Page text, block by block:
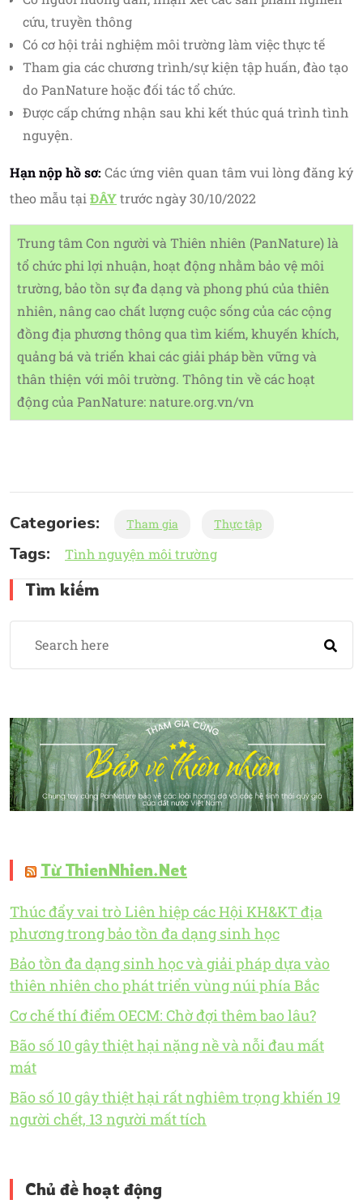
cứu, truyền thông
Có cơ hội trải nghiệm môi trường làm việc thực tế
Tham gia các chương trình/sự kiện tập huấn, đào tạo
do PanNature hoặc đối tác tổ chức.
Được cấp chứng nhận sau khi kết thúc quá trình tình
nguyện.
Hạn nộp hồ sơ: Các ứng viên quan tâm vui lòng đăng ký
theo mẫu tại ĐÂYtrước ngày 30/10/2022
Trung tâm Con người và Thiên nhiên (PanNature) là
tổ chức phi lợi nhuận, hoạt động nhằm bảo vệ môi
trường, bảo tồn sự đa dạng và phong phú của thiên
nhiên, nâng cao chất lượng cuộc sống của các cộng
đồng địa phương thông qua tìm kiếm, khuyến khích,
quảng bá và triển khai các giải pháp bền vững và
thân thiện với môi trường. Thông tin về các hoạt
động của PanNature: nature.org.vn/vn
Categories: Tham gia Thực tập
Tags: Tình nguyện môi trường
Tìm kiếm
Từ ThienNhien.Net
Thúc đẩy vai trò Liên hiệp các Hội KH&KT địa
phương trong bảo tồn đa dạng sinh học
Bảo tồn đa dạng sinh học và giải pháp dựa vào
thiên nhiên cho phát triển vùng núi phía Bắc
Cơ chế thí điểm OECM: Chờ đợi thêm bao lâu?
Bão số 10 gây thiệt hại nặng nề và nỗi đau mất
mát
Bão số 10 gây thiệt hại rất nghiêm trọng khiến 19
người chết, 13 người mất tích
Chủ đề hoạt động